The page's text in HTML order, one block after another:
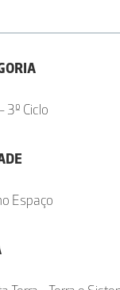
3º Ciclo
Espaço